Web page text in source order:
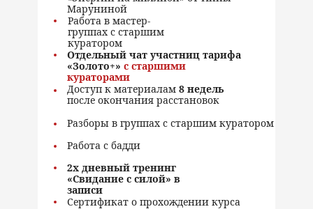
Отдельный чат участниц тарифа
«Золото+» с старшими
кураторами
Разборы в группах с старшим куратором
Работа в мастер-
группах с старшим
куратором
Работа с бадди
Доступ к материалам 8 недель
после окончания расстановок
Сертификат о прохождении курса
2х дневный тренинг
«Свидание с силой» в
записи
Маруниной